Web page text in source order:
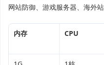
网站防御、游戏服务器、海外
内存 CPU